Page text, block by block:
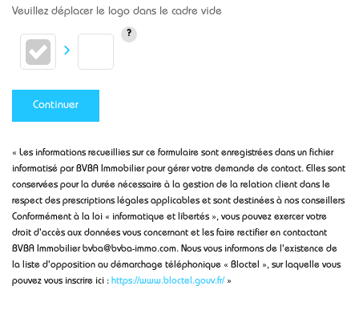
Veuillez déplacer le logo dans le cadre vide
Continuer
« Les informations recueillies sur ce formulaire sont enregistrées dans un fichier
informatisé par BVBA Immobilier pour gérer votre demande de contact. Elles sont
conservées pour la durée nécessaire à la gestion de la relation client dans le
respect des prescriptions légales applicables et sont destinées à nos conseillers
Conformément à la loi « informatique et libertés », vous pouvez exercer votre
droit d'accès aux données vous concernant et les faire rectifier en contactant
BVBA Immobilier bvba@bvba-immo.com. Nous vous informons de l'existence de
la liste d'opposition au démarchage téléphonique « Bloctel », sur laquelle vous
pouvez vous inscrire ici : https://www.bloctel.gouv.fr/ »